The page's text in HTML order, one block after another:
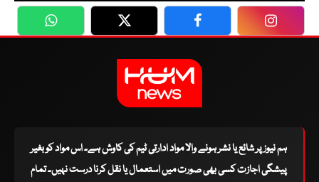
WhatsApp Twitter Facebook
ہم نیوز پر شائع یا نشر ہونے والا مواد ادارتی ٹیم کی کاوش ہے۔ اس مواد کو بغیر
پیشگی اجازت کسی بھی صورت میں استعمال یا نقل کرنا درست نہیں۔ تمام